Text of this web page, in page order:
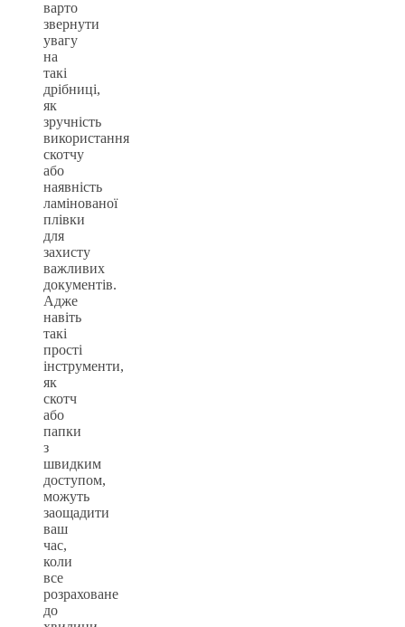
варто
звернути
увагу
на
такі
дрібниці,
як
зручність
використання
скотчу
або
наявність
ламінованої
плівки
для
захисту
важливих
документів.
Адже
навіть
такі
прості
інструменти,
як
скотч
або
папки
з
швидким
доступом,
можуть
заощадити
ваш
час,
коли
все
розраховане
до